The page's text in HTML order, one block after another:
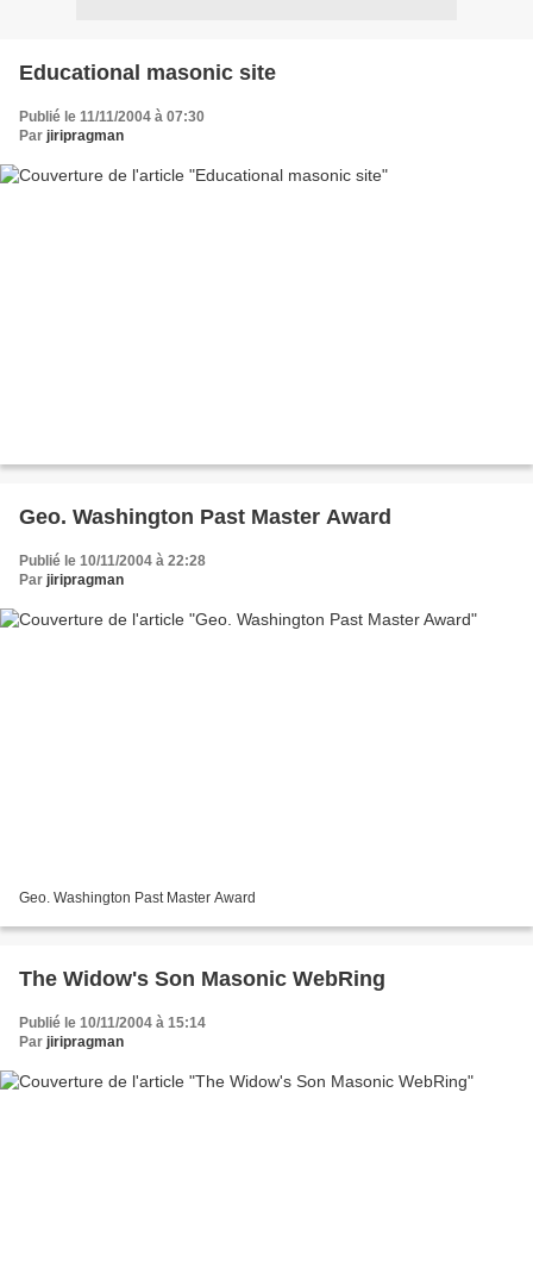
Educational masonic site
Publié le 11/11/2004 à 07:30
Par jiripragman
Geo. Washington Past Master Award
Publié le 10/11/2004 à 22:28
Par jiripragman
Geo. Washington Past Master Award
The Widow's Son Masonic WebRing
Publié le 10/11/2004 à 15:14
Par jiripragman